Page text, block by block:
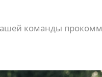
команды